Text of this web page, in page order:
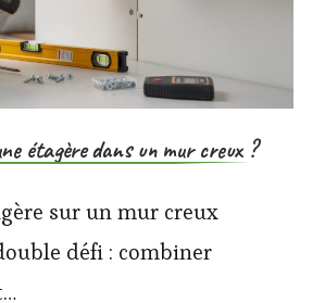
étagère dans un mur creux ?
sur un mur creux
défi : combiner